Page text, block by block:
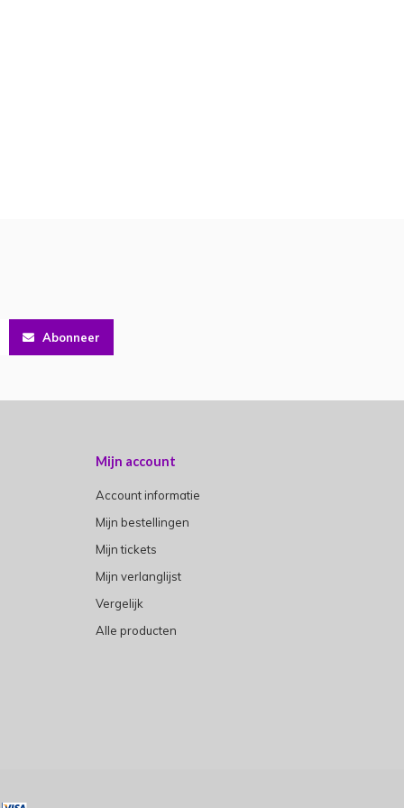
Abonneer
Mijn account
Account informatie
Mijn bestellingen
Mijn tickets
Mijn verlanglijst
Vergelijk
Alle producten